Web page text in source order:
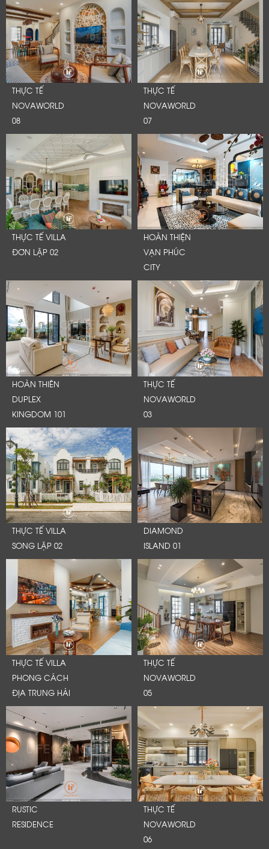
THỰC TẾ
NOVAWORLD
08
THỰC TẾ
NOVAWORLD
07
THỰC TẾ VILLA
ĐƠN LẬP 02
HOÀN THIỆN
VẠN PHÚC
CITY
HOÀN THIÊN
DUPLEX
KINGDOM 101
THỰC TẾ
NOVAWORLD
03
THỰC TẾ VILLA
SONG LẬP 02
DIAMOND
ISLAND 01
THỰC TẾ VILLA
PHONG CÁCH
ĐỊA TRUNG HẢI
THỰC TẾ
NOVAWORLD
05
RUSTIC
RESIDENCE
THỰC TẾ
NOVAWORLD
06